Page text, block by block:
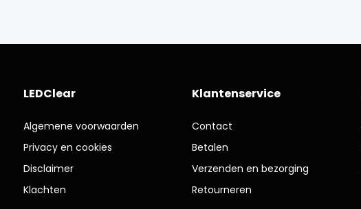
LEDClear
Algemene voorwaarden
Privacy en cookies
Disclaimer
Klachten
Klantenservice
Contact
Betalen
Verzenden en bezorging
Retourneren